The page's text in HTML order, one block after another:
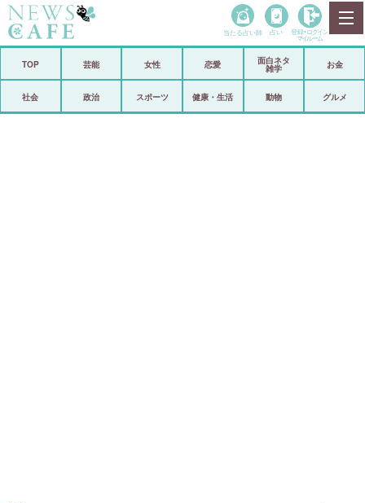
政治
当たる占い師 占い 登録• ログイン
マイルーム
TOP 芸能 女性 恋愛
面白ネタ
雑学
お金
社会 政治 スポーツ 健康・生活 動物 グルメ